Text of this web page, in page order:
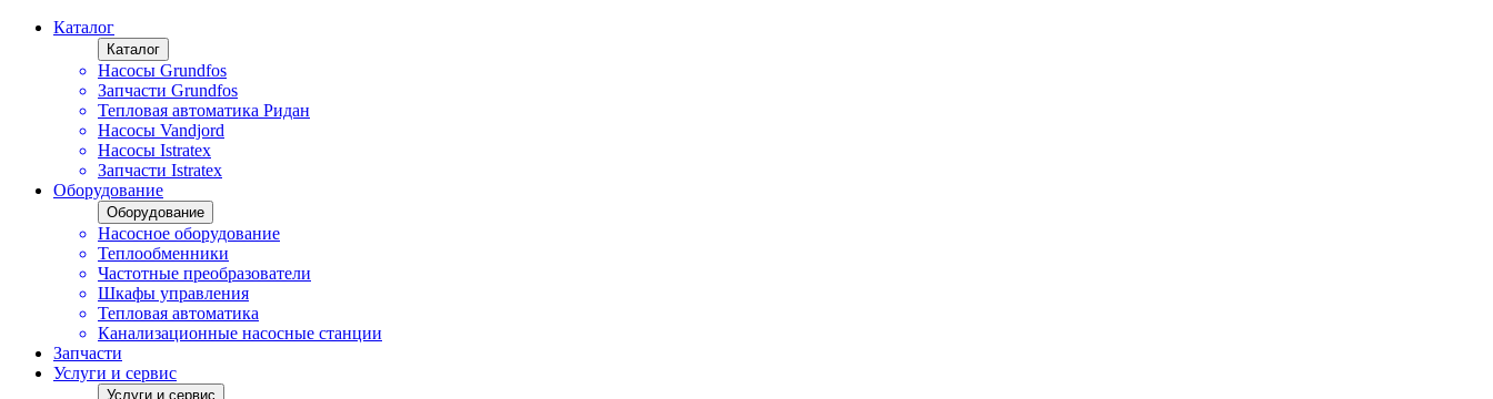
Каталог
Каталог
Насосы Grundfos
Запчасти Grundfos
Тепловая автоматика Ридан
Насосы Vandjord
Насосы Istratex
Запчасти Istratex
Оборудование
Оборудование
Насосное оборудование
Теплообменники
Частотные преобразователи
Шкафы управления
Тепловая автоматика
Канализационные насосные станции
Запчасти
Услуги и сервис
Услуги и сервис